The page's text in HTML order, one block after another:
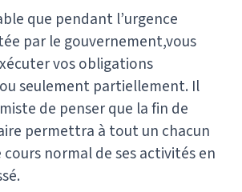
que pendant l’urgence
par le gouvernement,vous
vos obligations
seulement partiellement. Il
de penser que la fin de
permettra à tout un chacun
normal de ses activités en